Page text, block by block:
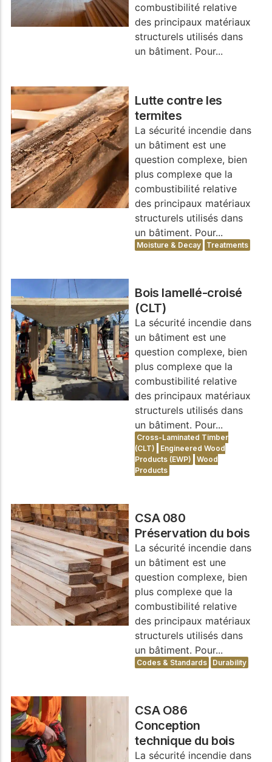
combustibilité relative
des principaux matériaux
structurels utilisés dans
un bâtiment. Pour...
Lutte contre les
termites
La sécurité incendie dans
un bâtiment est une
question complexe, bien
plus complexe que la
combustibilité relative
des principaux matériaux
structurels utilisés dans
un bâtiment. Pour...
Moisture & Decay Treatments
Bois lamellé-croisé
(CLT)
La sécurité incendie dans
un bâtiment est une
question complexe, bien
plus complexe que la
combustibilité relative
des principaux matériaux
structurels utilisés dans
un bâtiment. Pour...
Cross-Laminated Timber
(CLT)
Engineered Wood
Products (EWP)
Wood
Products
CSA 080
Préservation du bois
La sécurité incendie dans
un bâtiment est une
question complexe, bien
plus complexe que la
combustibilité relative
des principaux matériaux
structurels utilisés dans
un bâtiment. Pour...
Codes & Standards Durability
CSA O86
Conception
technique du bois
La sécurité incendie dans